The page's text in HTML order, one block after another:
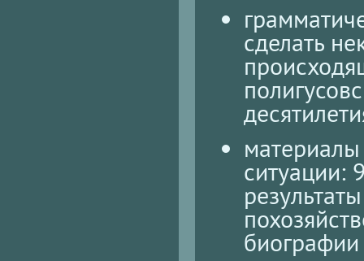
сделать
ситуации: